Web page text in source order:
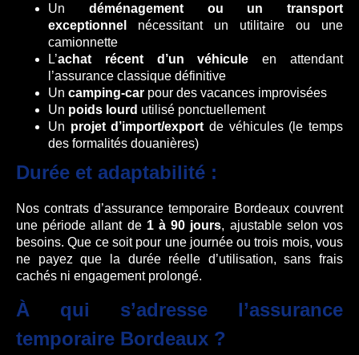
Un déménagement ou un transport
exceptionnel
nécessitant un utilitaire ou une
camionnette
L’achat récent d’un véhicule en attendant
l’assurance classique définitive
Un camping-car pour des vacances improvisées
Un poids lourd utilisé ponctuellement
Un projet d’import/export de véhicules (le temps
des formalités douanières)
Durée et adaptabilité :
Nos contrats d’assurance temporaire Bordeaux couvrent
une période allant de 1 à 90 jours, ajustable selon vos
besoins. Que ce soit pour une journée ou trois mois, vous
ne payez que la durée réelle d’utilisation, sans frais
cachés ni engagement prolongé.
À qui s’adresse l’assurance
temporaire Bordeaux ?